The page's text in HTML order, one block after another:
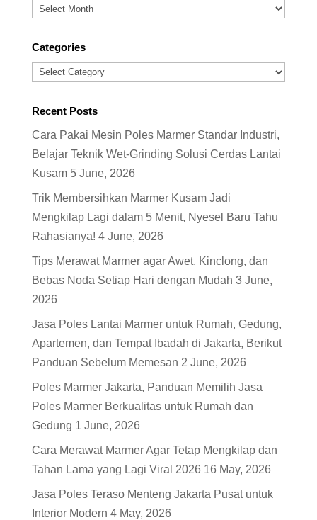
Archives
Categories
Categories
Recent Posts
Cara Pakai Mesin Poles Marmer Standar Industri,
Belajar Teknik Wet-Grinding Solusi Cerdas Lantai
Kusam 5 June, 2026
Trik Membersihkan Marmer Kusam Jadi
Mengkilap Lagi dalam 5 Menit, Nyesel Baru Tahu
Rahasianya! 4 June, 2026
Tips Merawat Marmer agar Awet, Kinclong, dan
Bebas Noda Setiap Hari dengan Mudah 3 June,
2026
Jasa Poles Lantai Marmer untuk Rumah, Gedung,
Apartemen, dan Tempat Ibadah di Jakarta, Berikut
Panduan Sebelum Memesan 2 June, 2026
Poles Marmer Jakarta, Panduan Memilih Jasa
Poles Marmer Berkualitas untuk Rumah dan
Gedung 1 June, 2026
Cara Merawat Marmer Agar Tetap Mengkilap dan
Tahan Lama yang Lagi Viral 2026 16 May, 2026
Jasa Poles Teraso Menteng Jakarta Pusat untuk
Interior Modern 4 May, 2026